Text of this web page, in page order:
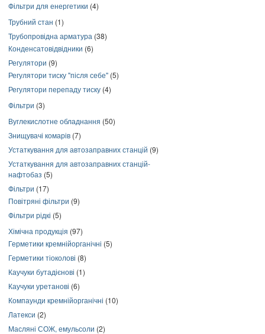
Фільтри для енергетики (4)
Трубний стан (1)
Трубопровідна арматура (38)
Конденсатовідвідники (6)
Регулятори (9)
Регулятори тиску "після себе" (5)
Регулятори перепаду тиску (4)
Фільтри (3)
Вуглекислотне обладнання (50)
Знищувачі комарів (7)
Устаткування для автозаправних станцій (9)
Устаткування для автозаправних станцій-
нафтобаз (5)
Фільтри (17)
Повітряні фільтри (9)
Фільтри рідкі (5)
Хімічна продукція (97)
Герметики кремнійорганічні (5)
Герметики тіоколові (8)
Каучуки бутадієнові (1)
Каучуки уретанові (6)
Компаунди кремнійорганічні (10)
Латекси (2)
Масляні СОЖ, емульсоли (2)